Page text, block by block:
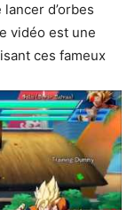
d’orbes
vidéo est une
ces fameux